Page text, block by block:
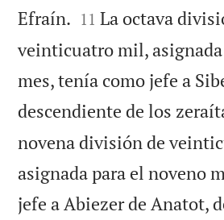
Efraín. 

11 La octava
veinticuatro mil,
mes, tenía como jefe a
descendiente de los
novena división de
asignada para el noveno
jefe a Abiezer de Anatot,